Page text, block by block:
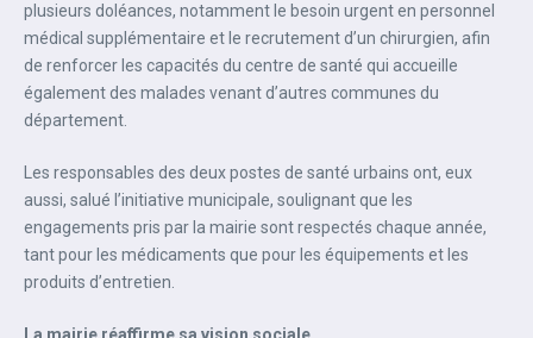
plusieurs doléances, notamment le besoin urgent en personnel
médical supplémentaire et le recrutement d’un chirurgien, afin
de renforcer les capacités du centre de santé qui accueille
également des malades venant d’autres communes du
département.
Les responsables des deux postes de santé urbains ont, eux
aussi, salué l’initiative municipale, soulignant que les
engagements pris par la mairie sont respectés chaque année,
tant pour les médicaments que pour les équipements et les
produits d’entretien.